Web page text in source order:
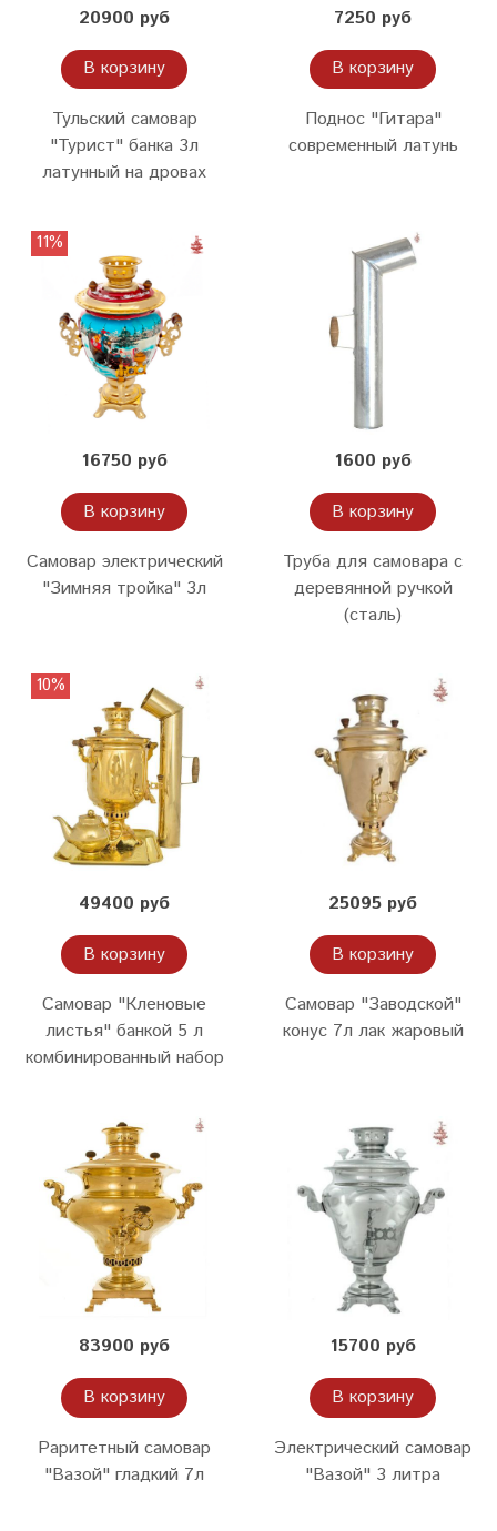
20900 руб
В корзину
Тульский самовар
"Турист" банка 3л
латунный на дровах
7250 руб
В корзину
Поднос "Гитара"
современный латунь
11%
16750 руб
В корзину
Самовар электрический
"Зимняя тройка" 3л
1600 руб
В корзину
Труба для самовара с
деревянной ручкой
(сталь)
10%
49400 руб
В корзину
Самовар "Кленовые
листья" банкой 5 л
комбинированный набор
25095 руб
В корзину
Самовар "Заводской"
конус 7л лак жаровый
83900 руб
В корзину
Раритетный самовар
"Вазой" гладкий 7л
15700 руб
В корзину
Электрический самовар
"Вазой" 3 литра